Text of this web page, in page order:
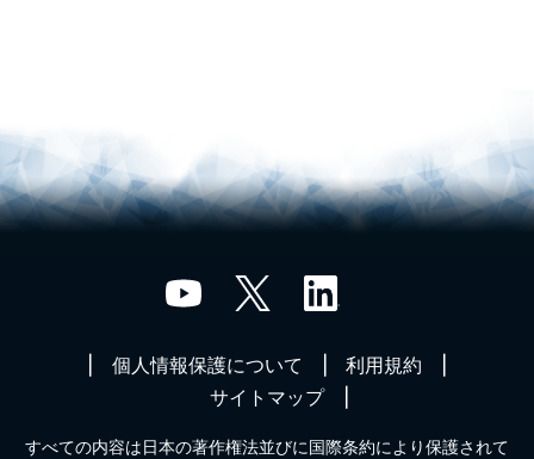
個人情報保護について
利用規約
サイトマップ
すべての内容は日本の著作権法並びに国際条約により保護されて